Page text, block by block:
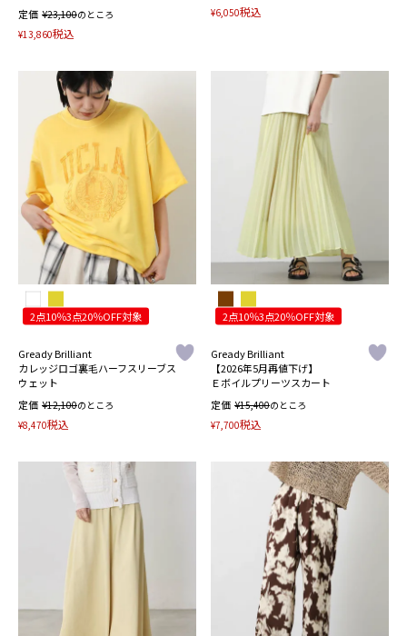
定価 ¥23,100のところ
¥13,860税込
¥6,050税込
2点10％3点20％OFF対象
Gready Brilliant
カレッジロゴ裏毛ハーフスリーブス
ウェット
定価 ¥12,100のところ
¥8,470税込
2点10％3点20％OFF対象
Gready Brilliant
【2026年5月再値下げ】
Ｅボイルプリーツスカート
定価 ¥15,400のところ
¥7,700税込